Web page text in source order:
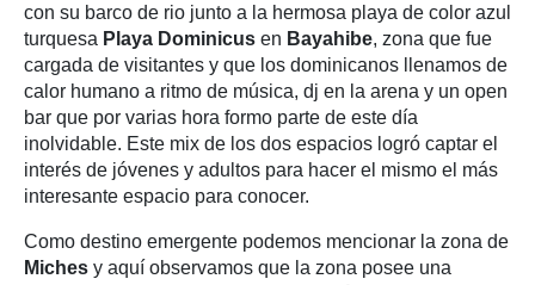
con su barco de rio junto a la hermosa playa de color azul
turquesa Playa Dominicus en Bayahibe, zona que fue
cargada de visitantes y que los dominicanos llenamos de
calor humano a ritmo de música, dj en la arena y un open
bar que por varias hora formo parte de este día
inolvidable. Este mix de los dos espacios logró captar el
interés de jóvenes y adultos para hacer el mismo el más
interesante espacio para conocer.
Como destino emergente podemos mencionar la zona de
Miches y aquí observamos que la zona posee una